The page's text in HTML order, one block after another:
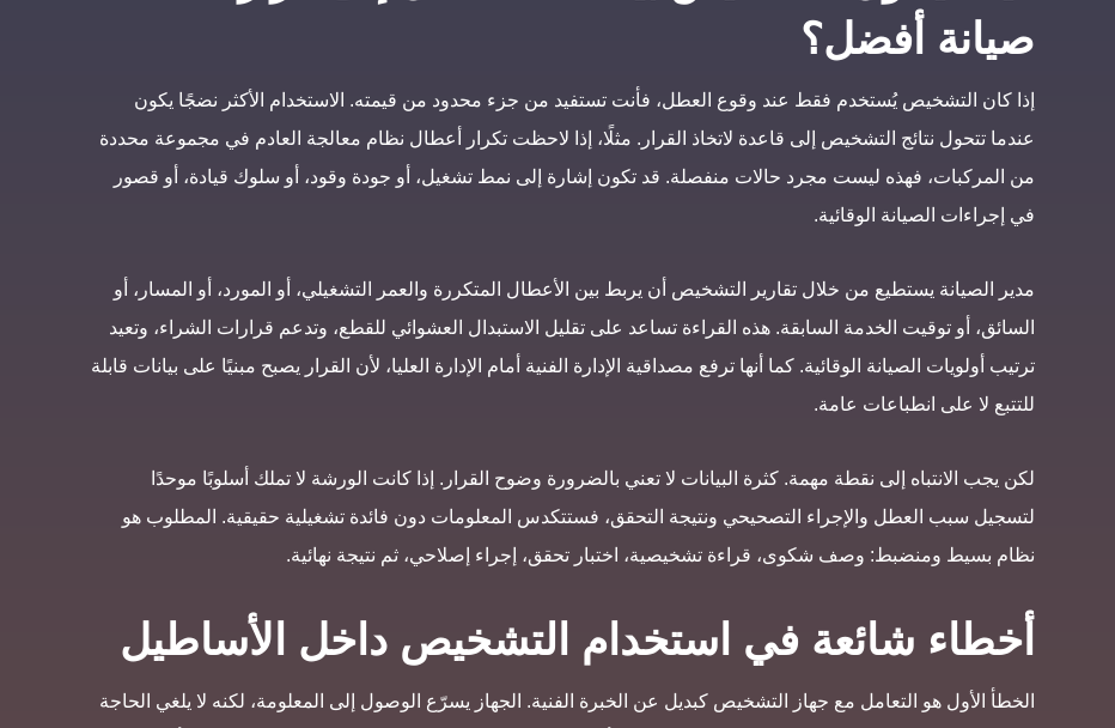
صيانة أفضل؟
إذا كان التشخيص يُستخدم فقط عند وقوع العطل، فأنت تستفيد من جزء محدود من قيمته. الاستخدام الأكثر نضجًا يكون
عندما تتحول نتائج التشخيص إلى قاعدة لاتخاذ القرار. مثلًا، إذا لاحظت تكرار أعطال نظام معالجة العادم في مجموعة محددة
من المركبات، فهذه ليست مجرد حالات منفصلة. قد تكون إشارة إلى نمط تشغيل، أو جودة وقود، أو سلوك قيادة، أو قصور
في إجراءات الصيانة الوقائية.
مدير الصيانة يستطيع من خلال تقارير التشخيص أن يربط بين الأعطال المتكررة والعمر التشغيلي، أو المورد، أو المسار، أو
السائق، أو توقيت الخدمة السابقة. هذه القراءة تساعد على تقليل الاستبدال العشوائي للقطع، وتدعم قرارات الشراء، وتعيد
ترتيب أولويات الصيانة الوقائية. كما أنها ترفع مصداقية الإدارة الفنية أمام الإدارة العليا، لأن القرار يصبح مبنيًا على بيانات قابلة
للتتبع لا على انطباعات عامة.
لكن يجب الانتباه إلى نقطة مهمة. كثرة البيانات لا تعني بالضرورة وضوح القرار. إذا كانت الورشة لا تملك أسلوبًا موحدًا
لتسجيل سبب العطل والإجراء التصحيحي ونتيجة التحقق، فستتكدس المعلومات دون فائدة تشغيلية حقيقية. المطلوب هو
نظام بسيط ومنضبط: وصف شكوى، قراءة تشخيصية، اختبار تحقق، إجراء إصلاحي، ثم نتيجة نهائية.
أخطاء شائعة في استخدام التشخيص داخل الأساطيل
الخطأ الأول هو التعامل مع جهاز التشخيص كبديل عن الخبرة الفنية. الجهاز يسرّع الوصول إلى المعلومة، لكنه لا يلغي الحاجة